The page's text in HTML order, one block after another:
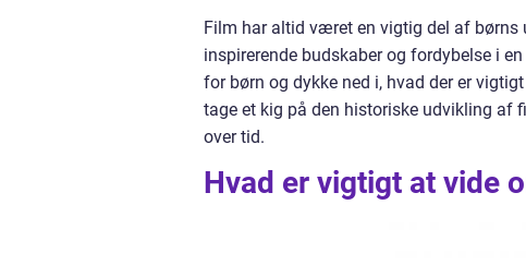
Film har altid været en vigtig del af børns
inspirerende budskaber og fordybelse i
for børn og dykke ned i, hvad der er
tage et kig på den historiske udvikling af
over tid.
Hvad er vigtigt at vide